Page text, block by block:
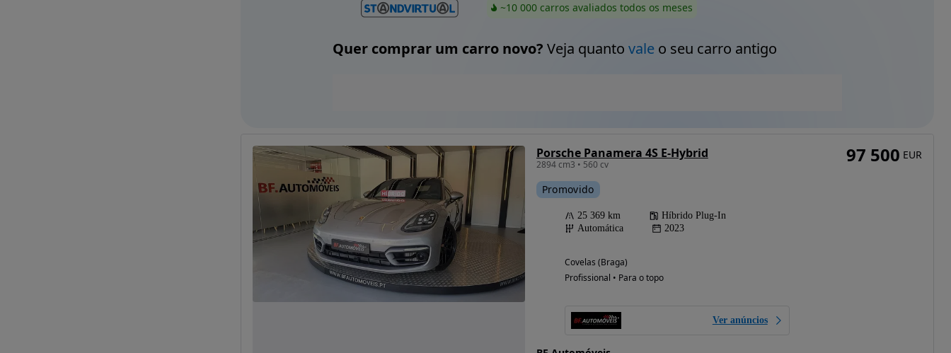
~10 000 carros avaliados todos os meses
Quer comprar um carro novo? Veja quanto valeo seu carro antigo
Porsche Panamera 4S E-Hybrid
2894 cm3 • 560 cv
Promovido
25 369 km
Híbrido Plug-In
Automática
2023
Covelas (Braga)
Profissional • Para o topo
Ver anúncios
97 500 EUR